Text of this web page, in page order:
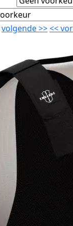
volgende>><<